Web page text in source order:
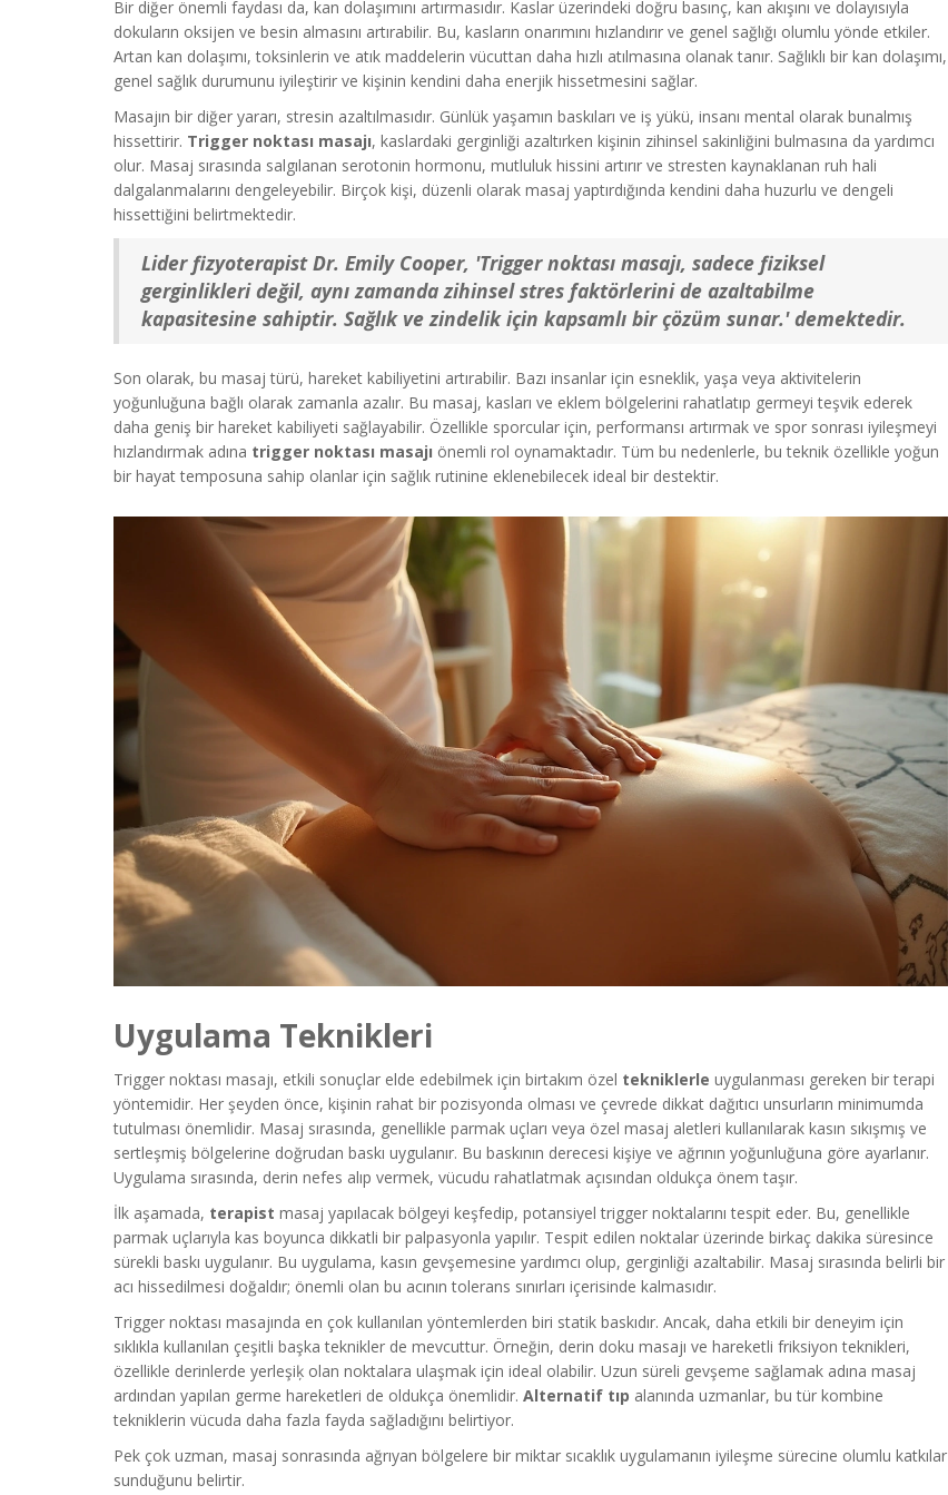
Bir diğer önemli faydası da, kan dolaşımını artırmasıdır. Kaslar üzerindeki doğru basınç, kan akışını ve dolayısıyla
dokuların oksijen ve besin almasını artırabilir. Bu, kasların onarımını hızlandırır ve genel sağlığı olumlu yönde etkiler.
Artan kan dolaşımı, toksinlerin ve atık maddelerin vücuttan daha hızlı atılmasına olanak tanır. Sağlıklı bir kan dolaşımı,
genel sağlık durumunu iyileştirir ve kişinin kendini daha enerjik hissetmesini sağlar.
Masajın bir diğer yararı, stresin azaltılmasıdır. Günlük yaşamın baskıları ve iş yükü, insanı mental olarak bunalmış
hissettirir. Trigger noktası masajı, kaslardaki gerginliği azaltırken kişinin zihinsel sakinliğini bulmasına da yardımcı
olur. Masaj sırasında salgılanan serotonin hormonu, mutluluk hissini artırır ve stresten kaynaklanan ruh hali
dalgalanmalarını dengeleyebilir. Birçok kişi, düzenli olarak masaj yaptırdığında kendini daha huzurlu ve dengeli
hissettiğini belirtmektedir.
Lider fizyoterapist Dr. Emily Cooper, 'Trigger noktası masajı, sadece fiziksel
gerginlikleri değil, aynı zamanda zihinsel stres faktörlerini de azaltabilme
kapasitesine sahiptir. Sağlık ve zindelik için kapsamlı bir çözüm sunar.' demektedir.
Son olarak, bu masaj türü, hareket kabiliyetini artırabilir. Bazı insanlar için esneklik, yaşa veya aktivitelerin
yoğunluğuna bağlı olarak zamanla azalır. Bu masaj, kasları ve eklem bölgelerini rahatlatıp germeyi teşvik ederek
daha geniş bir hareket kabiliyeti sağlayabilir. Özellikle sporcular için, performansı artırmak ve spor sonrası iyileşmeyi
hızlandırmak adına trigger noktası masajı önemli rol oynamaktadır. Tüm bu nedenlerle, bu teknik özellikle yoğun
bir hayat temposuna sahip olanlar için sağlık rutinine eklenebilecek ideal bir destektir.
Uygulama Teknikleri
Trigger noktası masajı, etkili sonuçlar elde edebilmek için birtakım özel tekniklerle uygulanması gereken bir terapi
yöntemidir. Her şeyden önce, kişinin rahat bir pozisyonda olması ve çevrede dikkat dağıtıcı unsurların minimumda
tutulması önemlidir. Masaj sırasında, genellikle parmak uçları veya özel masaj aletleri kullanılarak kasın sıkışmış ve
sertleşmiş bölgelerine doğrudan baskı uygulanır. Bu baskının derecesi kişiye ve ağrının yoğunluğuna göre ayarlanır.
Uygulama sırasında, derin nefes alıp vermek, vücudu rahatlatmak açısından oldukça önem taşır.
İlk aşamada, terapist masaj yapılacak bölgeyi keşfedip, potansiyel trigger noktalarını tespit eder. Bu, genellikle
parmak uçlarıyla kas boyunca dikkatli bir palpasyonla yapılır. Tespit edilen noktalar üzerinde birkaç dakika süresince
sürekli baskı uygulanır. Bu uygulama, kasın gevşemesine yardımcı olup, gerginliği azaltabilir. Masaj sırasında belirli bir
acı hissedilmesi doğaldır; önemli olan bu acının tolerans sınırları içerisinde kalmasıdır.
Trigger noktası masajında en çok kullanılan yöntemlerden biri statik baskıdır. Ancak, daha etkili bir deneyim için
sıklıkla kullanılan çeşitli başka teknikler de mevcuttur. Örneğin, derin doku masajı ve hareketli friksiyon teknikleri,
özellikle derinlerde yerleşiķ olan noktalara ulaşmak için ideal olabilir. Uzun süreli gevşeme sağlamak adına masaj
ardından yapılan germe hareketleri de oldukça önemlidir. Alternatif tıp alanında uzmanlar, bu tür kombine
tekniklerin vücuda daha fazla fayda sağladığını belirtiyor.
Pek çok uzman, masaj sonrasında ağrıyan bölgelere bir miktar sıcaklık uygulamanın iyileşme sürecine olumlu katkılar
sunduğunu belirtir.